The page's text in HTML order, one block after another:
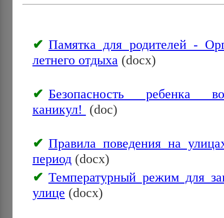
Памятка для родителей -
летнего отдыха (docx)
Безопасность ребенка
каникул! (doc)
Правила поведения на
период(docx)
Температурный режим для
улице (docx)